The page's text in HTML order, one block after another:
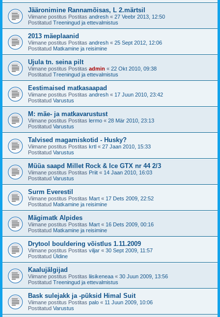
Jääronimine Rannamõisas, L 2.märtsil
Viimane postitus Postitas andresh « 27 Veebr 2013, 12:50
Postitatud Treeningud ja ettevalmistus
2013 mäeplaanid
Viimane postitus Postitas andresh « 25 Sept 2012, 12:06
Postitatud Matkamine ja reisimine
Ujula tn. seina pilt
Viimane postitus Postitas admin « 22 Okt 2010, 09:38
Postitatud Treeningud ja ettevalmistus
Eestimaised matkasaapad
Viimane postitus Postitas andresh « 17 Juun 2010, 23:42
Postitatud Varustus
M: mäe- ja matkavarustust
Viimane postitus Postitas lermo « 28 Mär 2010, 23:13
Postitatud Varustus
Talvised magamiskotid - Husky?
Viimane postitus Postitas krtl « 27 Jaan 2010, 15:33
Postitatud Varustus
Müüa saapd Millet Rock & Ice GTX nr 44 2/3
Viimane postitus Postitas Priit « 14 Jaan 2010, 16:03
Postitatud Varustus
Surm Everestil
Viimane postitus Postitas Mart « 17 Dets 2009, 22:52
Postitatud Matkamine ja reisimine
Mägimatk Alpides
Viimane postitus Postitas Mart « 16 Dets 2009, 00:16
Postitatud Matkamine ja reisimine
Drytool bouldering võistlus 1.11.2009
Viimane postitus Postitas viljar « 30 Sept 2009, 11:57
Postitatud Üldine
Kaalujälgijad
Viimane postitus Postitas liisikeneaa « 30 Juun 2009, 13:56
Postitatud Treeningud ja ettevalmistus
Bask sulejakk ja -püksid Himal Suit
Viimane postitus Postitas palo « 11 Juun 2009, 10:06
Postitatud Varustus